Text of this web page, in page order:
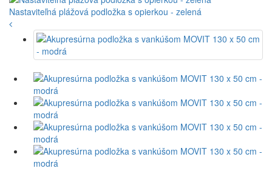
Nastaviteľná plážová podložka s opierkou - zelená